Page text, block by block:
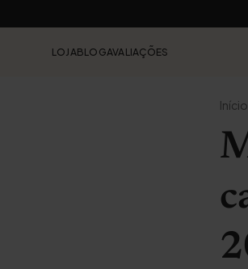
LOJABLOGAVALIAÇÕES
Início